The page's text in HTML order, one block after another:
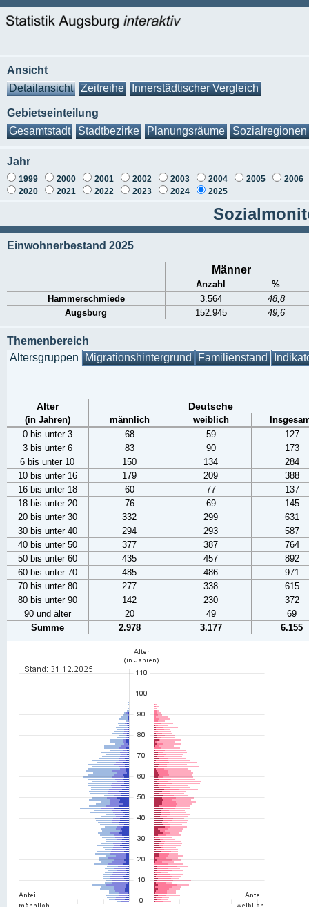
Ansicht
Detailansicht
Zeitreihe Innerstädtischer Vergleich
Gebietseinteilung
Gesamtstadt
Stadtbezirke Planungsräume Sozialregionen
Jahr
1999 2000 2001 2002 2003 2004 2005
2006
2020
2021 2022 2023 2024 2025
Einwohnerbestand 2025
Männer
Anzahl
%
Hammerschmiede
3.564
48,8
Augsburg
152.945 49,6
Themenbereich
Altersgruppen Migrationshintergrund Familienstand
Alter Deutsche
(in Jahren) männlich weiblich
0 bis unter 3
68 59
127
3 bis unter 6
83 90
173
6 bis unter 10
150 134
284
10 bis unter 16
179 209
388
16 bis unter 18
60 77
137
18 bis unter 20
76 69
145
20 bis unter 30
332 299
631
30 bis unter 40
294 293
587
40 bis unter 50
377 387
764
50 bis unter 60
435 457
892
60 bis unter 70
485 486
971
70 bis unter 80
277 338
615
80 bis unter 90
142 230
372
90 und älter
20 49
69
Summe
2.978 3.177 6.155